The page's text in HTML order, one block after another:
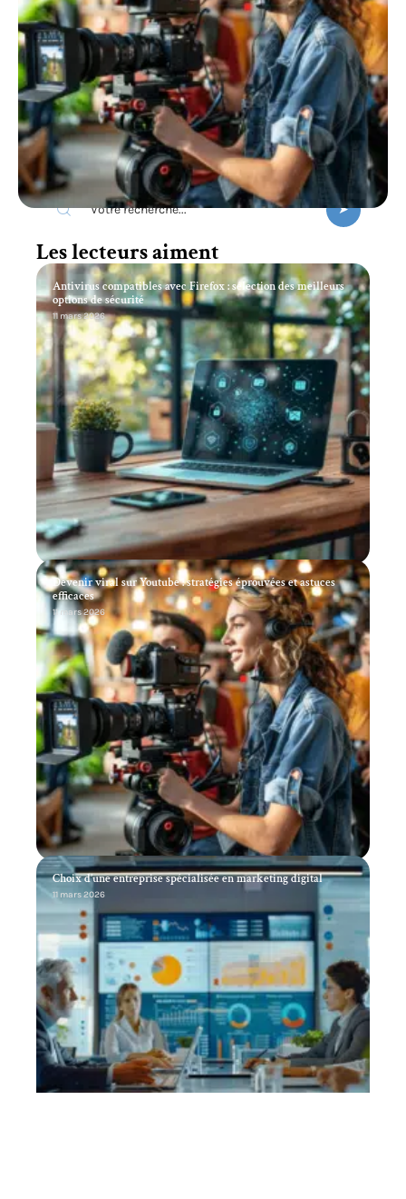
Recherche
Les lecteurs aiment
Antivirus compatibles avec Firefox : sélection des meilleurs
options de sécurité
11 mars 2026
Devenir viral sur Youtube : stratégies éprouvées et astuces
efficaces
11 mars 2026
Choix d’une entreprise spécialisée en marketing digital
11 mars 2026